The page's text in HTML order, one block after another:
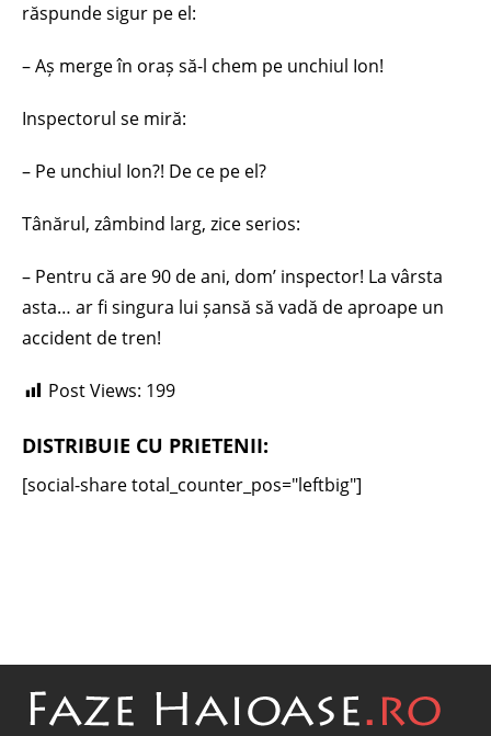
răspunde sigur pe el:
– Aș merge în oraș să-l chem pe unchiul Ion!
Inspectorul se miră:
– Pe unchiul Ion?! De ce pe el?
Tânărul, zâmbind larg, zice serios:
– Pentru că are 90 de ani, dom’ inspector! La vârsta
asta… ar fi singura lui șansă să vadă de aproape un
accident de tren!
Post Views: 199
DISTRIBUIE CU PRIETENII:
[social-share total_counter_pos="leftbig"]